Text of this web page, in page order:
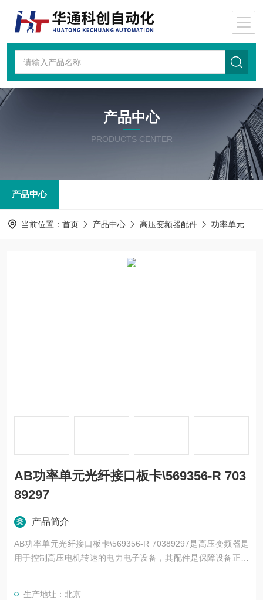
产品中心
PRODUCTS CENTER
产品中心
当前位置： 首页 产品中心 高压变频器配件 功率单元
AB功率单元光纤接口板卡\569356-R 703
89297
产品简介
AB功率单元光纤接口板卡\569356-R 70389297是高压变频器是
用于控制高压电机转速的电力电子设备，其配件是保障设备正常
运行、实现功能扩展及维护维修的重要组成部分。这些配件种类
生产地址：北京